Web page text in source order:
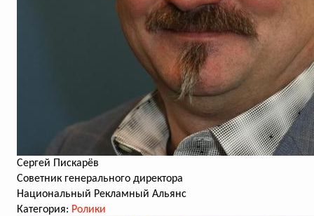
Сергей Пискарёв
Советник генерального директора
Национальный Рекламный Альянс
Категория: Ролики